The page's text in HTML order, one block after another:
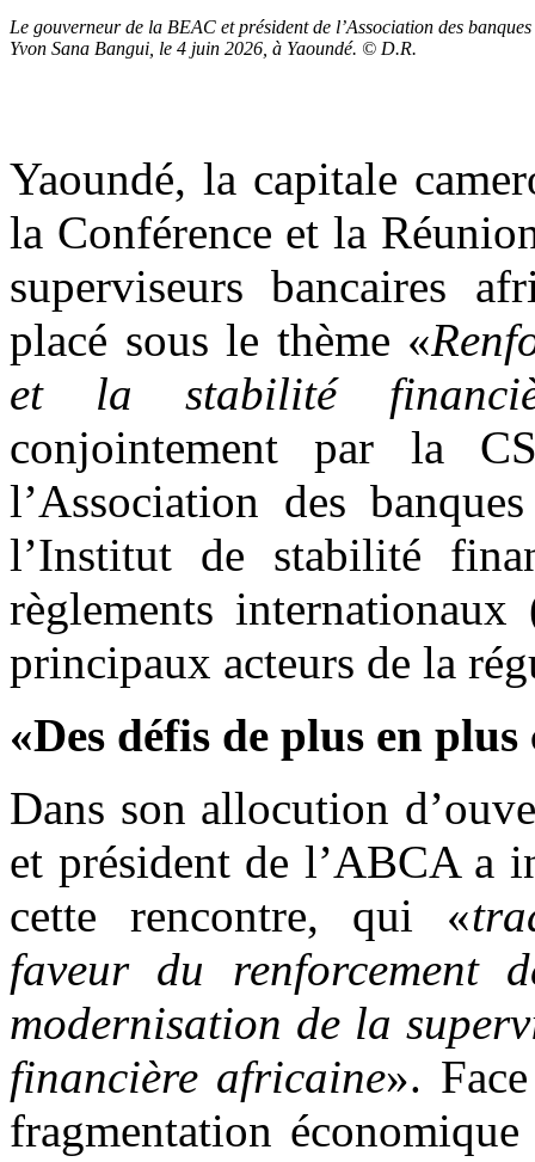
Le gouverneur de la BEAC et président de l’Association des
Yvon Sana Bangui, le 4 juin 2026, à Yaoundé. © D.R.
Yaoundé, la capitale
la Conférence et la
superviseurs bancaires
placé sous le thème «
et la stabilité
conjointement par la
l’Association des
l’Institut de stabilité
règlements
principaux acteurs de la
«Des défis de plus en plus
Dans son allocution
et président de l’ABCA a
cette rencontre, qui «
faveur du renforcement
modernisation de la
financière africaine».
fragmentation